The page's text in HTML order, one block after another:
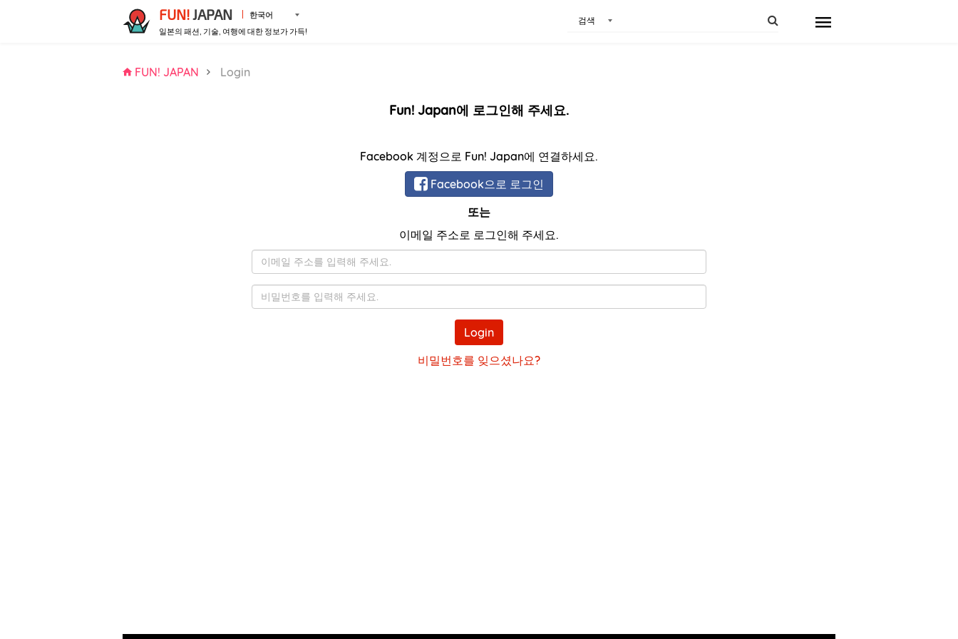
FUN! JAPAN 한국어
일본의 패션, 기술, 여행에 대한 정보가 가득!
검색
FUN! JAPAN Login
Fun! Japan에 로그인해 주세요.
Facebook 계정으로 Fun! Japan에 연결하세요.
Facebook으로 로그인
또는
이메일 주소로 로그인해 주세요.
메
일
밀
번
호
Login
비밀번호를 잊으셨나요?